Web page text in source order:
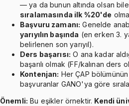
— ya da bunun altında olsan bile
sıralamasında ilk %20'de
Başvuru zamanı: Genelde
yarıyılın başında (en erken 3.
belirlenen son yarıyıl).
Ders başarısı: O ana kadar
başarılı olmak (FF/kalınan ders
Kontenjan: Her ÇAP bölümünün
başvuranlar GANO'ya göre
Önemli: Bu eşikler örnektir. Kendi